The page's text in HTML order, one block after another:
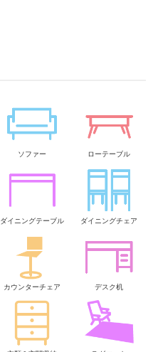
ソファー ローテーブル
ダイニングテーブル ダイニングチェア
カウンターチェア デスク机